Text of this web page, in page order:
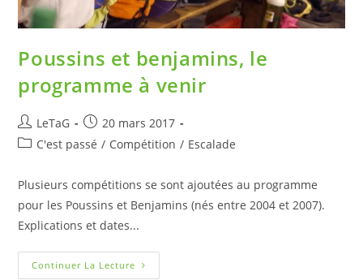
Poussins et benjamins, le
programme à venir
LeTaG
20 mars 2017
C'est passé / Compétition / Escalade
Plusieurs compétitions se sont ajoutées au programme
pour les Poussins et Benjamins (nés entre 2004 et 2007).
Explications et dates...
Continuer La Lecture